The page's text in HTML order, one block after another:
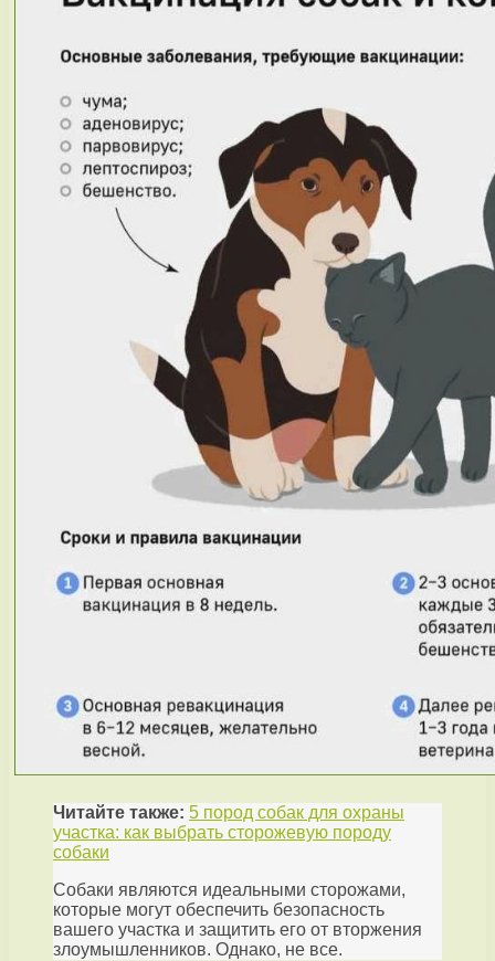
Читайте также: 5 пород собак для охраны
участка: как выбрать сторожевую породу
собаки
Собаки являются идеальными сторожами,
которые могут обеспечить безопасность
вашего участка и защитить его от вторжения
злоумышленников. Однако, не все.